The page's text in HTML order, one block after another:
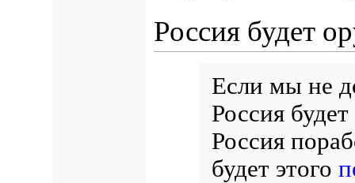
Россия будет
Если мы не
Россия
Россия
будет этого